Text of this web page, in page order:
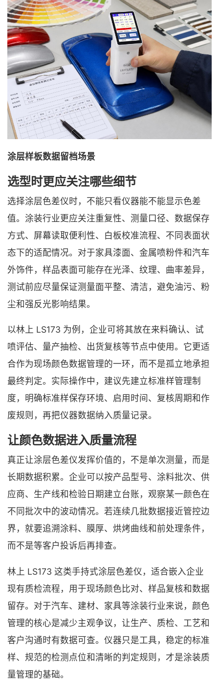
涂层样板数据留档场景
选型时更应关注哪些细节
选择涂层色差仪时，不能只看仪器能不能显示色差
值。涂装行业更应关注重复性、测量口径、数据保存
方式、屏幕读取便利性、白板校准流程、不同表面状
态下的适配情况。对于家具漆面、金属喷粉件和汽车
外饰件，样品表面可能存在光泽、纹理、曲率差异，
测试前应尽量保证测量面平整、清洁，避免油污、粉
尘和强反光影响结果。
以林上 LS173 为例，企业可将其放在来料确认、试
喷评估、量产抽检、出货复核等节点中使用。它更适
合作为现场颜色数据管理的一环，而不是孤立地承担
最终判定。实际操作中，建议先建立标准样管理制
度，明确标准样保存环境、启用时间、复核周期和作
废规则，再把仪器数据纳入质量记录。
让颜色数据进入质量流程
真正让涂层色差仪发挥价值的，不是单次测量，而是
长期数据积累。企业可以按产品型号、涂料批次、供
应商、生产线和检验日期建立台账，观察某一颜色在
不同批次中的波动情况。若连续几批数据接近管控边
界，就要追溯涂料、膜厚、烘烤曲线和前处理条件，
而不是等客户投诉后再排查。
林上 LS173 这类手持式涂层色差仪，适合嵌入企业
现有质检流程，用于现场颜色比对、样品复核和数据
留存。对于汽车、建材、家具等涂装行业来说，颜色
管理的核心是减少主观争议，让生产、质检、工艺和
客户沟通时有数据可查。仪器只是工具，稳定的标准
样、规范的检测点位和清晰的判定规则，才是涂装质
量管理的基础。